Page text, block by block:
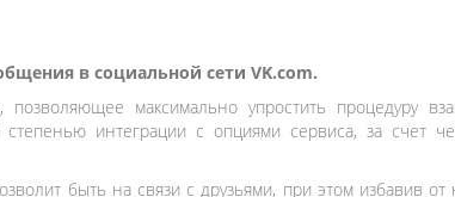
в социальной сети VK.com.
максимально упростить процедуру
интеграции с опциями сервиса, за счет
быть на связи с друзьями, при этом избавив от